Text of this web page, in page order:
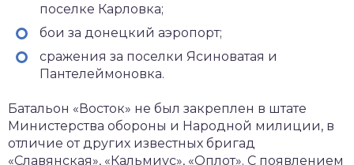
поселке Карловка;
бои за донецкий аэропорт;
сражения за поселки Ясиноватая и
Пантелеймоновка.
Батальон «Восток» не был закреплен в штате
Министерства обороны и Народной милиции, в
отличие от других известных бригад
«Славянская», «Кальмиус», «Оплот». С появлением